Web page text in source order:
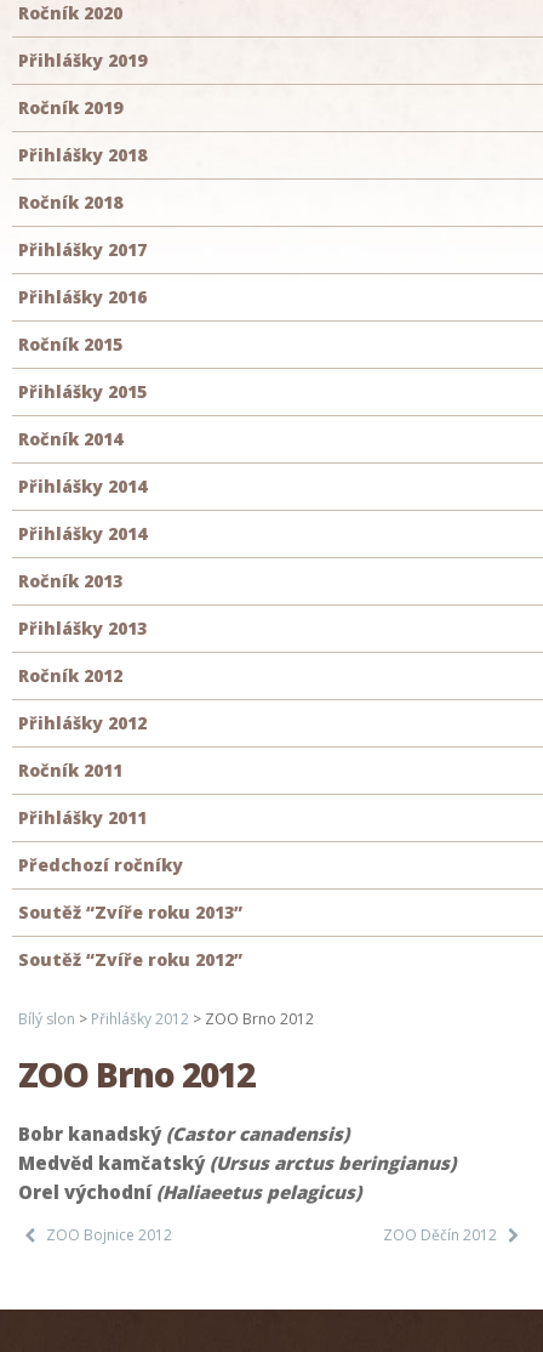
Ročník 2020
Přihlášky 2019
Ročník 2019
Přihlášky 2018
Ročník 2018
Přihlášky 2017
Přihlášky 2016
Ročník 2015
Přihlášky 2015
Ročník 2014
Přihlášky 2014
Přihlášky 2014
Ročník 2013
Přihlášky 2013
Ročník 2012
Přihlášky 2012
Ročník 2011
Přihlášky 2011
Předchozí ročníky
Soutěž “Zvíře roku 2013”
Soutěž “Zvíře roku 2012”
Bílý slon > Přihlášky 2012 > ZOO Brno 2012
ZOO Brno 2012
Bobr kanadský (Castor canadensis)
Medvěd kamčatský(Ursus arctus beringianus)
Orel východní(Haliaeetus pelagicus)
ZOO Bojnice 2012 ZOO Děčín 2012